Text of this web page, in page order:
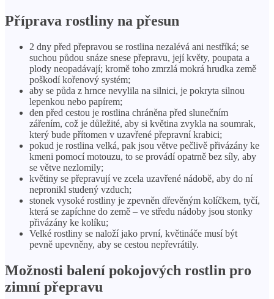
Příprava rostliny na přesun
2 dny před přepravou se rostlina nezalévá ani nestříká; se
suchou půdou snáze snese přepravu, její květy, poupata a
plody neopadávají; kromě toho zmrzlá mokrá hrudka země
poškodí kořenový systém;
aby se půda z hrnce nevylila na silnici, je pokryta silnou
lepenkou nebo papírem;
den před cestou je rostlina chráněna před slunečním
zářením, což je důležité, aby si květina zvykla na soumrak,
který bude přítomen v uzavřené přepravní krabici;
pokud je rostlina velká, pak jsou větve pečlivě přivázány ke
kmeni pomocí motouzu, to se provádí opatrně bez síly, aby
se větve nezlomily;
květiny se přepravují ve zcela uzavřené nádobě, aby do ní
nepronikl studený vzduch;
stonek vysoké rostliny je zpevněn dřevěným kolíčkem, tyčí,
která se zapíchne do země – ve středu nádoby jsou stonky
přivázány ke kolíku;
Velké rostliny se naloží jako první, květináče musí být
pevně upevněny, aby se cestou nepřevrátily.
Možnosti balení pokojových rostlin pro
zimní přepravu